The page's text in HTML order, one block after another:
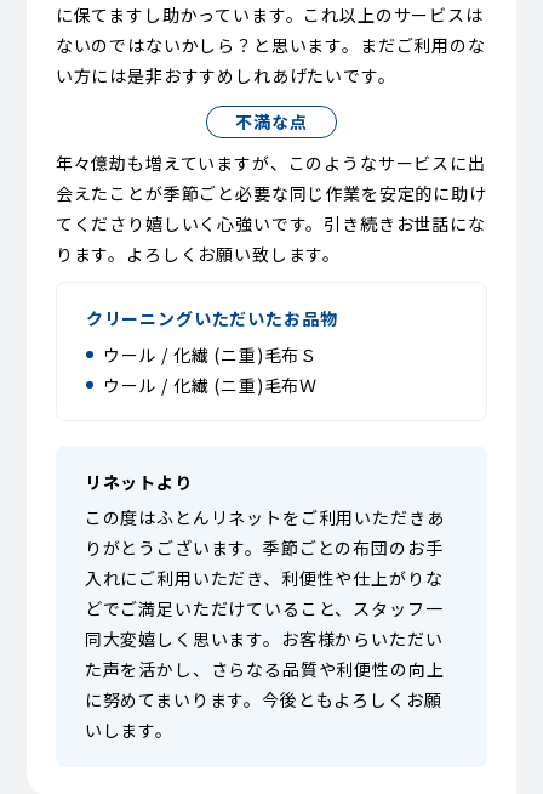
に保てますし助かっています。これ以上のサービスは
ないのではないかしら？と思います。まだご利用のな
い方には是非おすすめしれあげたいです。
不満な点
年々億劫も増えていますが、このようなサービスに出
会えたことが季節ごと必要な同じ作業を安定的に助け
てくださり嬉しいく心強いです。引き続きお世話にな
ります。よろしくお願い致します。
クリーニングいただいたお品物
ウール / 化繊 (ニ重)毛布Ｓ
ウール / 化繊 (ニ重)毛布Ｗ
リネットより
この度はふとんリネットをご利用いただきあ
りがとうございます。季節ごとの布団のお手
入れにご利用いただき、利便性や仕上がりな
どでご満足いただけていること、スタッフ一
同大変嬉しく思います。お客様からいただい
た声を活かし、さらなる品質や利便性の向上
に努めてまいります。今後ともよろしくお願
いします。